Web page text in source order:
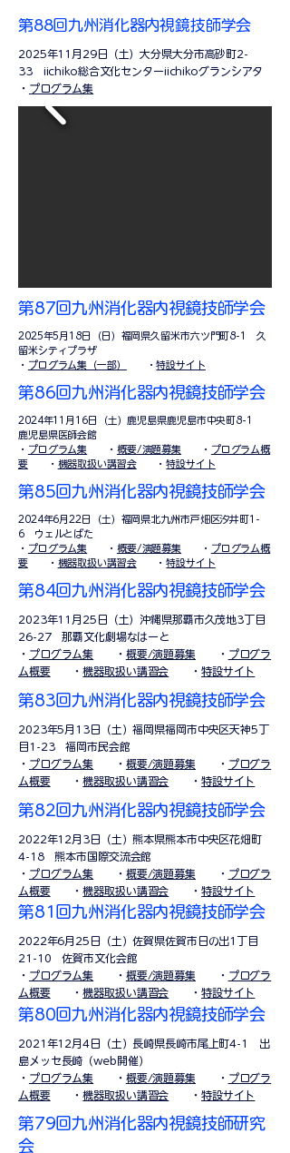
第88回九州消化器内視鏡技師学会
2025年11月29日（土）大分県大分市高砂町2-
33 iichiko総合文化センターiichikoグランシアタ
・ プログラム集
第87回九州消化器内視鏡技師学会
2025年5月18日（日）福岡県久留米市六ツ門町8-1 久
留米シティプラザ
​・ プログラム集（一部） ・特設サイト
第86回九州消化器内視鏡技師学会
2024年11月16日（土）鹿児島県鹿児島市中央町8-1
鹿児島県医師会館
​・ プログラム集 ・ 概要/演題募集 ・ プログラム概
要・ 機器取扱い講習会・特設サイト
第85回九州消化器内視鏡技師学会
2024年6月22日（土）福岡県北九州市戸畑区汐井町1-
6 ウェルとばた
​・ プログラム集 ・ 概要/演題募集 ・ プログラム概
要・ 機器取扱い講習会・特設サイト
第84回九州消化器内視鏡技師学会
2023年11月25日（土）沖縄県那覇市久茂地3丁目
26-27 那覇文化劇場なはーと
​・ プログラム集 ・ 概要/演題募集 ・ プログラ
ム概要・機器取扱い講習会 ・ 特設サイト
第83回九州消化器内視鏡技師学会
2023年5月13日（土）福岡県福岡市中央区天神5丁
目1-23 福岡市民会館
​・ プログラム集 ・ 概要/演題募集 ・ プログラ
ム概要・機器取扱い講習会 ・ 特設サイト
第82回九州消化器内視鏡技師学会
2022年12月3日（土）熊本県熊本市中央区花畑町
4-18 熊本市国際交流会館
​・ プログラム集 ・ 概要/演題募集 ・ プログラ
ム概要・機器取扱い講習会 ・ 特設サイト
第81回九州消化器内視鏡技師学会
2022年6月25日（土）佐賀県佐賀市日の出1丁目
21-10 佐賀市文化会館
​・ プログラム集 ・ 概要/演題募集 ・ プログラ
ム概要・機器取扱い講習会 ・ 特設サイト
第80回九州消化器内視鏡技師学会
2021年12月4日（土）長崎県長崎市尾上町4-1 出
島メッセ長崎（web開催）
​・ プログラム集 ・ 概要/演題募集 ・ プログラ
ム概要・機器取扱い講習会 ・ 特設サイト
第79回九州消化器内視鏡技師研究
会